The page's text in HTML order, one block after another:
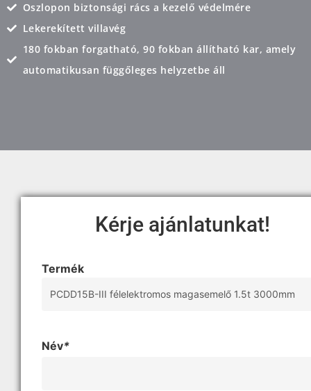
Oszlopon biztonsági rács a kezelő védelmére
Lekerekített villavég
180 fokban forgatható, 90 fokban állítható kar, amely
automatikusan függőleges helyzetbe áll
Kérje ajánlatunkat!
Termék
Név*